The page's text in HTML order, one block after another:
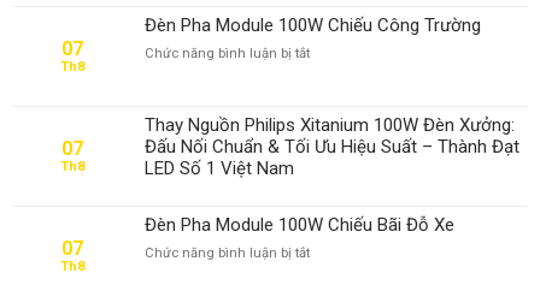
100W
Chiếu
Cáo
07
Th8
Đèn Pha Module 100W Chiếu Công Trường
Chức năng bình luận bị tắtở
100W
Chiếu
07
Th8
Thay Nguồn Philips Xitanium 100W Đèn Xưởng:
Đấu Nối Chuẩn & Tối Ưu Hiệu Suất – Thành Đạt
LED Số 1 Việt Nam
07
Th8
Đèn Pha Module 100W Chiếu Bãi Đỗ Xe
Chức năng bình luận bị tắtở